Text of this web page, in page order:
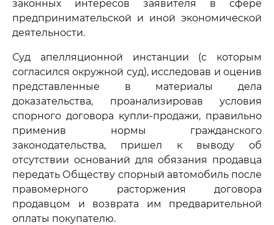
законных интересов заявителя в сфере
предпринимательской и иной экономической
деятельности.
Суд апелляционной инстанции (с которым
согласился окружной суд), исследовав и оценив
представленные в материалы дела
доказательства, проанализировав условия
спорного договора купли-продажи, правильно
применив нормы гражданского
законодательства, пришел к выводу об
отсутствии оснований для обязания продавца
передать Обществу спорный автомобиль после
правомерного расторжения договора
продавцом и возврата им предварительной
оплаты покупателю.